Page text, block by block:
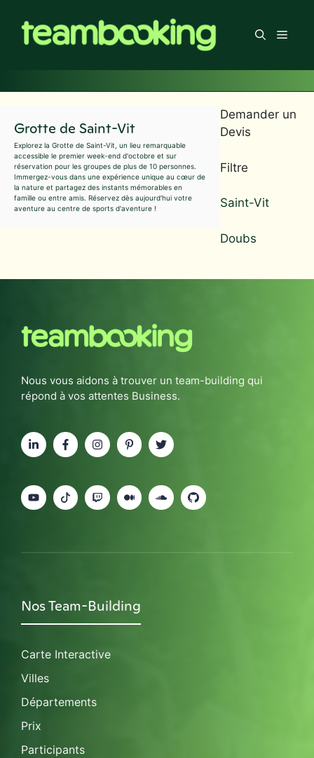
contenu
Menu
Grotte de Saint-Vit
Explorez la Grotte de Saint-Vit, un lieu remarquable
accessible le premier week-end d'octobre et sur
réservation pour les groupes de plus de 10 personnes.
Immergez-vous dans une expérience unique au cœur de
la nature et partagez des instants mémorables en
famille ou entre amis. Réservez dès aujourd'hui votre
aventure au centre de sports d'aventure !
Demander un
Devis
Filtre
Saint-Vit
Doubs
Nous vous aidons à trouver un team-building qui
répond à vos attentes Business.
Nos Team-Building
Carte Interactive
Villes
Départements
Prix
Participants